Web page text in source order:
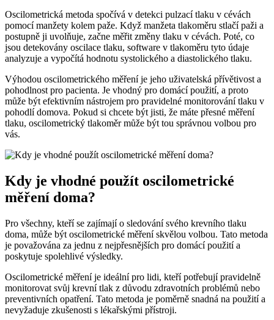
Oscilometrická metoda spočívá v detekci pulzací tlaku v cévách
pomocí manžety kolem paže. Když manžeta tlakoměru stlačí paži a
postupně ji uvolňuje, začne měřit změny tlaku v cévách. Poté, co
jsou detekovány oscilace tlaku, software v tlakoměru tyto údaje
analyzuje a vypočítá hodnotu systolického a diastolického tlaku.
Výhodou oscilometrického měření je jeho uživatelská přívětivost a
pohodlnost pro pacienta. Je vhodný pro domácí použití, a proto
může být efektivním nástrojem pro pravidelné monitorování tlaku v
pohodlí domova. Pokud si chcete být jisti, že máte přesné měření
tlaku, oscilometrický tlakoměr může být tou správnou volbou pro
vás.
Kdy je vhodné použít oscilometrické
měření doma?
Pro všechny, kteří se zajímají o sledování svého krevního tlaku
doma, může být oscilometrické měření skvělou volbou. Tato metoda
je považována za jednu z nejpřesnějších pro domácí použití a
poskytuje spolehlivé výsledky.
Oscilometrické měření je ideální pro lidi, kteří potřebují pravidelně
monitorovat svůj krevní tlak z důvodu zdravotních problémů nebo
preventivních opatření. Tato metoda je poměrně snadná na použití a
nevyžaduje zkušenosti s lékařskými přístroji.